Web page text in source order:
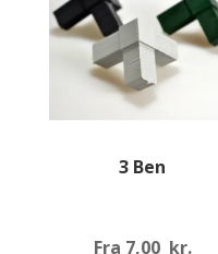
3 Ben
Fra 7,00 kr.